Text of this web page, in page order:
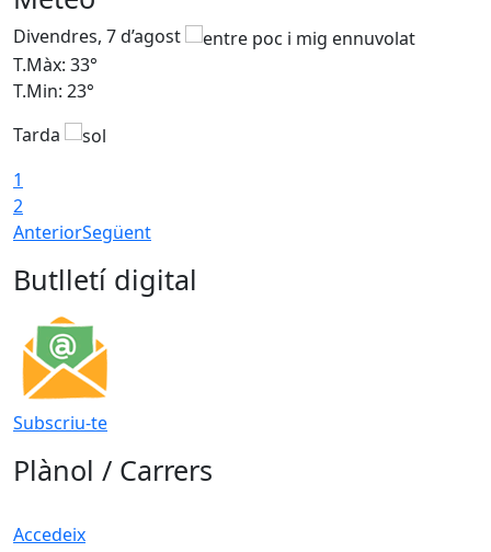
Divendres, 7 d’agost
T.Màx: 33°
T.Min: 23°
Tarda
1
2
AnteriorSegüent
Butlletí digital
Subscriu-te
Plànol / Carrers
Accedeix